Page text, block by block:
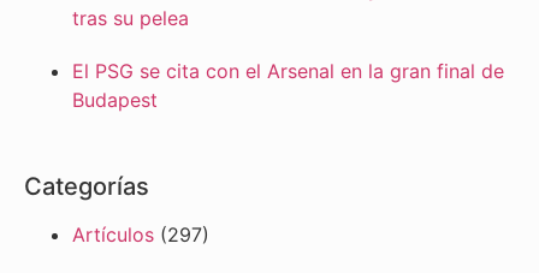
tras su pelea
El PSG se cita con el Arsenal en la gran final de
Budapest
Categorías
Artículos (297)